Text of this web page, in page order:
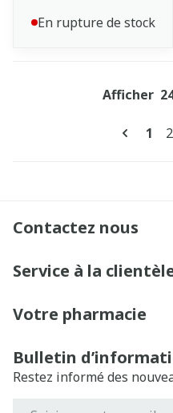
En rupture de stock
1 2
Afficher
Contactez nous
Service à la
Votre pharmacie
Bulletin
Restez informé des